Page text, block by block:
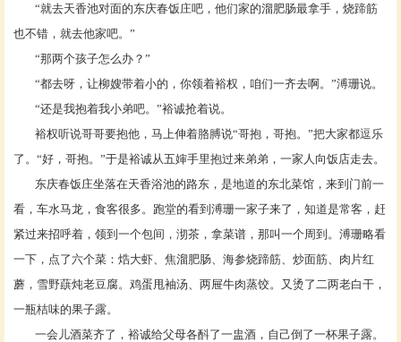
“就去天香池对面的东庆春饭庄吧，他们家的溜肥肠最拿手，烧蹄筋
也不错，就去他家吧。”
“那两个孩子怎么办？”
“都去呀，让柳嫂带着小的，你领着裕权，咱们一齐去啊。”溥珊说。
“还是我抱着我小弟吧。”裕诚抢着说。
裕权听说哥哥要抱他，马上伸着胳膊说“哥抱，哥抱。”把大家都逗乐
了。“好，哥抱。”于是裕诚从五婶手里抱过来弟弟，一家人向饭店走去。
东庆春饭庄坐落在天香浴池的路东，是地道的东北菜馆，来到门前一
看，车水马龙，食客很多。跑堂的看到溥珊一家子来了，知道是常客，赶
紧过来招呼着，领到一个包间，沏茶，拿菜谱，那叫一个周到。溥珊略看
一下，点了六个菜：焅大虾、焦溜肥肠、海参烧蹄筋、炒面筋、肉片红
蘑，雪野蕻炖老豆腐。鸡蛋甩袖汤、两屉牛肉蒸饺。又烫了二两老白干，
一瓶桔味的果子露。
一会儿酒菜齐了，裕诚给父母各酙了一盅酒，自己倒了一杯果子露。